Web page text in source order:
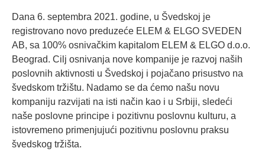
Dana 6. septembra 2021. godine, u Švedskoj je
registrovano novo preduzeće ELEM & ELGO SVEDEN
AB, sa 100% osnivačkim kapitalom ELEM & ELGO d.o.o.
Beograd. Cilj osnivanja nove kompanije je razvoj naših
poslovnih aktivnosti u Švedskoj i pojačano prisustvo na
švedskom tržištu. Nadamo se da ćemo našu novu
kompaniju razvijati na isti način kao i u Srbiji, sledeći
naše poslovne principe i pozitivnu poslovnu kulturu, a
istovremeno primenjujući pozitivnu poslovnu praksu
švedskog tržišta.